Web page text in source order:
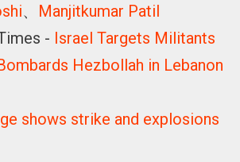
、 Manjitkumar Patil
- Israel Targets Militants
Hezbollah in Lebanon
shows strike and explosions